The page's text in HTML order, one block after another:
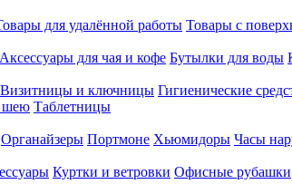
для удалённой работы Товары с
Аксессуары для чая и кофе Бутылки для воды
Визитницы и ключницы Гигиенические
шею Таблетницы
Органайзеры Портмоне Хьюмидоры Часы
Куртки и ветровки Офисные рубашки